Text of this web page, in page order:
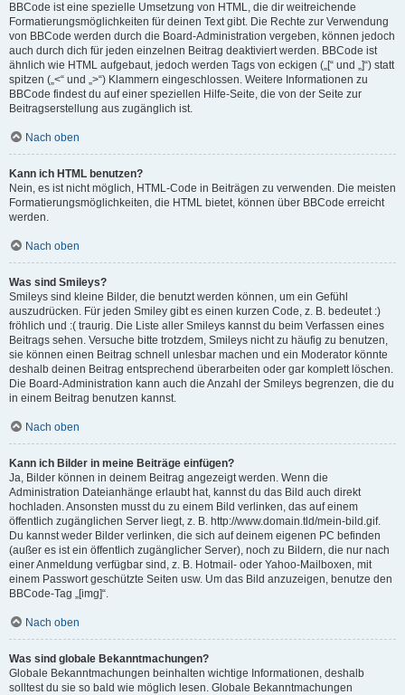
BBCode ist eine spezielle Umsetzung von HTML, die dir weitreichende
Formatierungsmöglichkeiten für deinen Text gibt. Die Rechte zur Verwendung
von BBCode werden durch die Board-Administration vergeben, können jedoch
auch durch dich für jeden einzelnen Beitrag deaktiviert werden. BBCode ist
ähnlich wie HTML aufgebaut, jedoch werden Tags von eckigen („[“ und „]“) statt
spitzen („<“ und „>“) Klammern eingeschlossen. Weitere Informationen zu
BBCode findest du auf einer speziellen Hilfe-Seite, die von der Seite zur
Beitragserstellung aus zugänglich ist.
Nach oben
Kann ich HTML benutzen?
Nein, es ist nicht möglich, HTML-Code in Beiträgen zu verwenden. Die meisten
Formatierungsmöglichkeiten, die HTML bietet, können über BBCode erreicht
werden.
Nach oben
Was sind Smileys?
Smileys sind kleine Bilder, die benutzt werden können, um ein Gefühl
auszudrücken. Für jeden Smiley gibt es einen kurzen Code, z. B. bedeutet :)
fröhlich und :( traurig. Die Liste aller Smileys kannst du beim Verfassen eines
Beitrags sehen. Versuche bitte trotzdem, Smileys nicht zu häufig zu benutzen,
sie können einen Beitrag schnell unlesbar machen und ein Moderator könnte
deshalb deinen Beitrag entsprechend überarbeiten oder gar komplett löschen.
Die Board-Administration kann auch die Anzahl der Smileys begrenzen, die du
in einem Beitrag benutzen kannst.
Nach oben
Kann ich Bilder in meine Beiträge einfügen?
Ja, Bilder können in deinem Beitrag angezeigt werden. Wenn die
Administration Dateianhänge erlaubt hat, kannst du das Bild auch direkt
hochladen. Ansonsten musst du zu einem Bild verlinken, das auf einem
öffentlich zugänglichen Server liegt, z. B. http://www.domain.tld/mein-bild.gif.
Du kannst weder Bilder verlinken, die sich auf deinem eigenen PC befinden
(außer es ist ein öffentlich zugänglicher Server), noch zu Bildern, die nur nach
einer Anmeldung verfügbar sind, z. B. Hotmail- oder Yahoo-Mailboxen, mit
einem Passwort geschützte Seiten usw. Um das Bild anzuzeigen, benutze den
BBCode-Tag „[img]“.
Nach oben
Was sind globale Bekanntmachungen?
Globale Bekanntmachungen beinhalten wichtige Informationen, deshalb
solltest du sie so bald wie möglich lesen. Globale Bekanntmachungen